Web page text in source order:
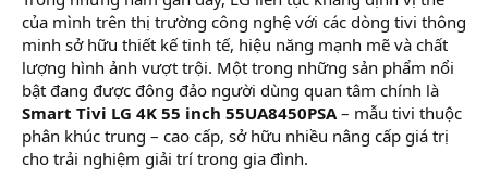
t
e
r
của mình trên thị trường công nghệ với các dòng tivi thông
minh sở hữu thiết kế tinh tế, hiệu năng mạnh mẽ và chất
lượng hình ảnh vượt trội. Một trong những sản phẩm nổi
bật đang được đông đảo người dùng quan tâm chính là
Smart Tivi LG 4K 55 inch 55UA8450PSA – mẫu tivi thuộc
phân khúc trung – cao cấp, sở hữu nhiều nâng cấp giá trị
cho trải nghiệm giải trí trong gia đình.